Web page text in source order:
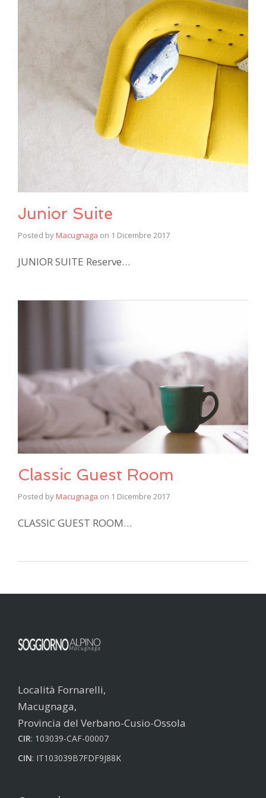
Junior Suite
Posted by Macugnaga on 1 Dicembre 2017
JUNIOR SUITE Reserve…
Classic Guest Room
Posted by Macugnaga on 1 Dicembre 2017
CLASSIC GUEST ROOM…
Località Fornarelli,
Macugnaga,
Provincia del Verbano-Cusio-Ossola
CIR: 103039-CAF-00007
CIN: IT103039B7FDF9J88K